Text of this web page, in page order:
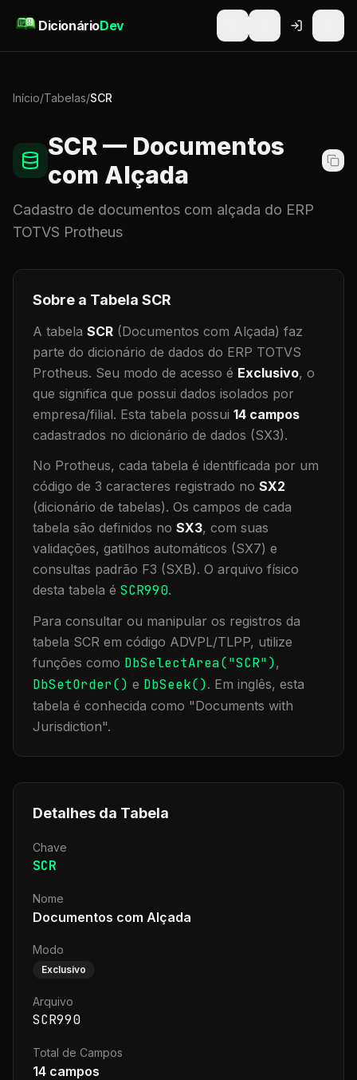
DicionárioDev
Início/Tabelas/SCR
SCR — Documentos
com Alçada
Cadastro de documentos com alçada do ERP
TOTVS Protheus
Sobre a Tabela SCR
A tabela SCR (Documentos com Alçada) faz
parte do dicionário de dados do ERP TOTVS
Protheus. Seu modo de acesso é Exclusivo, o
que significa que possui dados isolados por
empresa/filial. Esta tabela possui 14 campos
cadastrados no dicionário de dados (SX3).
No Protheus, cada tabela é identificada por um
código de 3 caracteres registrado no SX2
(dicionário de tabelas). Os campos de cada
tabela são definidos no SX3, com suas
validações, gatilhos automáticos (SX7) e
consultas padrão F3 (SXB). O arquivo físico
desta tabela é SCR990.
Para consultar ou manipular os registros da
tabela SCR em código ADVPL/TLPP, utilize
funções como DbSelectArea("SCR"),
DbSetOrder() e DbSeek(). Em inglês, esta
tabela é conhecida como "Documents with
Jurisdiction".
Detalhes da Tabela
Chave
SCR
Nome
Documentos com Alçada
Modo
Exclusivo
Arquivo
SCR990
Total de Campos
14 campos